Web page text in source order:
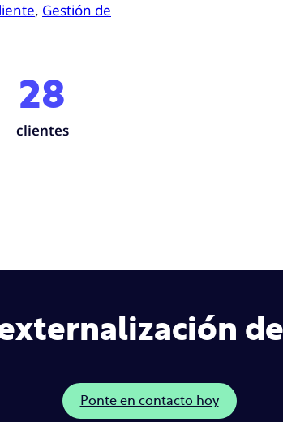
, Gestión de
28
clientes
de
Ponte en contacto hoy